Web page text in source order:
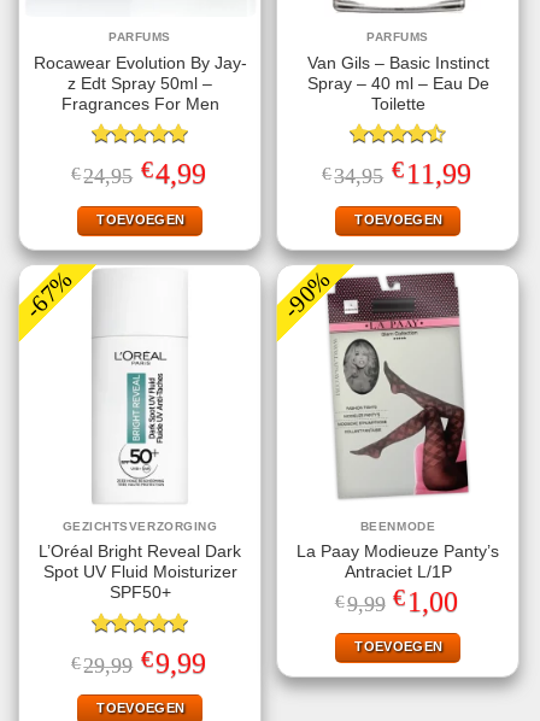
PARFUMS
Rocawear Evolution By Jay-
z Edt Spray 50ml –
Fragrances For Men
Gewaardeerd
5.00uit 5
€24,95 Oorspronkelijke
prijs
was:
€24,95.
€4,99Huidige
prijs
TOEVOEGEN
PARFUMS
Van Gils – Basic Instinct
Spray – 40 ml – Eau De
Toilette
Gewaardeerd
4.50uit 5
€34,95 Oorspronkelijke
prijs
was:
€34,95.
€11,99Huidige
prijs
TOEVOEGEN
-67%
GEZICHTSVERZORGING
L’Oréal Bright Reveal Dark
Spot UV Fluid Moisturizer
SPF50+
Gewaardeerd
5.00uit 5
€29,99 Oorspronkelijke
prijs
was:
€29,99.
€9,99Huidige
prijs
TOEVOEGEN
-90%
BEENMODE
La Paay Modieuze Panty’s
Antraciet L/1P
€9,99 Oorspronkelijke
prijs
was:
€9,99.
€1,00
is:
€1,00.
TOEVOEGEN